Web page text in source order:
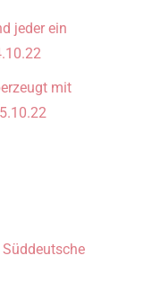
jeder ein
mit
Süddeutsche